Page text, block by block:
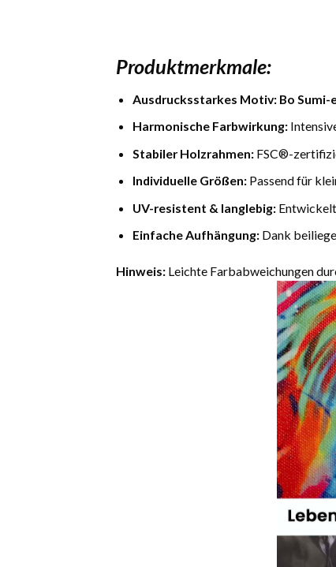
Produktmerkmale:
Ausdrucksstarkes Motiv: Bo Sumi-
Harmonische Farbwirkung:
Stabiler Holzrahmen:FSC®-
Individuelle Größen:Passend für
UV-resistent & langlebig:
Einfache Aufhängung:Dank
Hinweis: Leichte Farbabweichungen